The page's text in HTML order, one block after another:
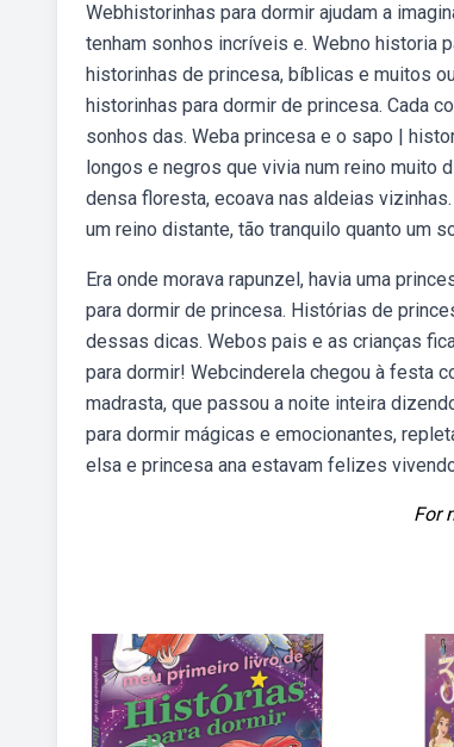
Webhistorinhas para dormir ajudam a
tenham sonhos incríveis e. Webno historia
historinhas de princesa, bíblicas e muitos
historinhas para dormir de princesa. Cada
sonhos das. Weba princesa e o sapo |
longos e negros que vivia num reino muito
densa floresta, ecoava nas aldeias
um reino distante, tão tranquilo quanto um
Era onde morava rapunzel, havia uma
para dormir de princesa. Histórias de
dessas dicas. Webos pais e as crianças
para dormir! Webcinderela chegou à festa
madrasta, que passou a noite inteira
para dormir mágicas e emocionantes,
elsa e princesa ana estavam felizes
For